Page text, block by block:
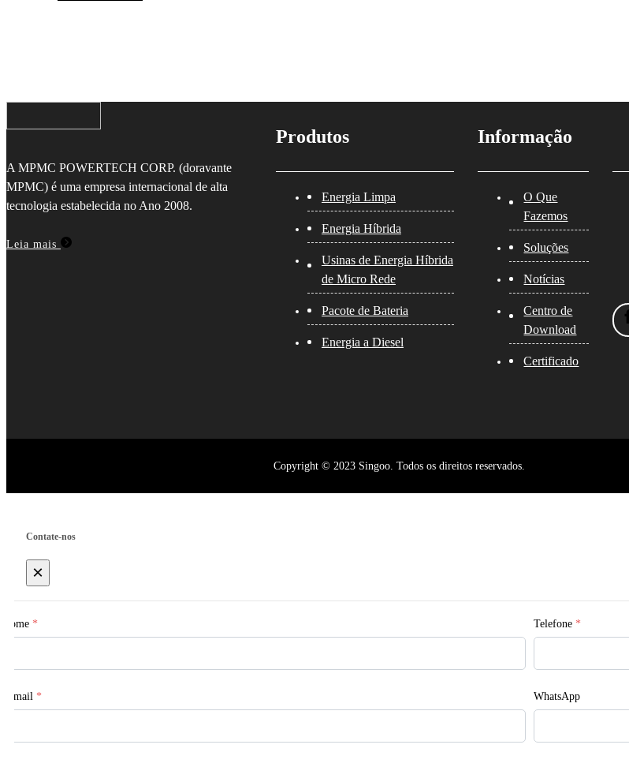
A MPMC POWERTECH CORP. (doravante
MPMC) é uma empresa internacional de alta
tecnologia estabelecida no Ano 2008.
Leia mais
Produtos
Energia Limpa
Energia Híbrida
Usinas de Energia Híbrida
de Micro Rede
Pacote de Bateria
Energia a Diesel
Informação
O Que
Fazemos
Soluções
Notícias
Centro de
Download
Certificado
Copyright © 2023 Singoo. Todos os direitos reservados.
Contate-nos
×
Nome * Telefone *
E-mail * WhatsApp